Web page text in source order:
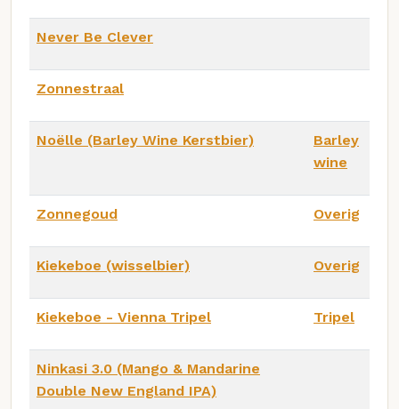
Never Be Clever
Zonnestraal
Noëlle (Barley Wine Kerstbier)
Barley
wine
Zonnegoud Overig
Kiekeboe (wisselbier) Overig
Kiekeboe - Vienna Tripel Tripel
Ninkasi 3.0 (Mango & Mandarine
Double New England IPA)